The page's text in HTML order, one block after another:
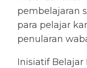
pembelajaran
para pelajar
penularan
Inisiatif